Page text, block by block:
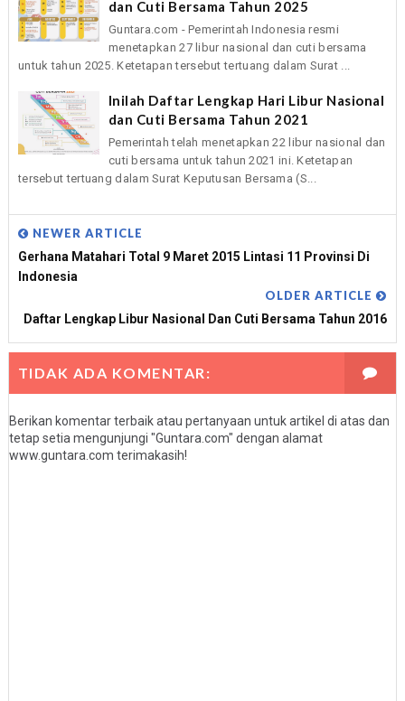
dan Cuti Bersama Tahun 2025
Guntara.com - Pemerintah Indonesia resmi
menetapkan 27 libur nasional dan cuti bersama
untuk tahun 2025. Ketetapan tersebut tertuang dalam Surat ...
Inilah Daftar Lengkap Hari Libur Nasional
dan Cuti Bersama Tahun 2021
Pemerintah telah menetapkan 22 libur nasional dan
cuti bersama untuk tahun 2021 ini. Ketetapan
tersebut tertuang dalam Surat Keputusan Bersama (S...
NEWER ARTICLE
Gerhana Matahari Total 9 Maret 2015 Lintasi 11 Provinsi Di
Indonesia
OLDER ARTICLE
Daftar Lengkap Libur Nasional Dan Cuti Bersama Tahun 2016
TIDAK ADA KOMENTAR:
Berikan komentar terbaik atau pertanyaan untuk artikel di atas dan
tetap setia mengunjungi "Guntara.com" dengan alamat
www.guntara.com terimakasih!